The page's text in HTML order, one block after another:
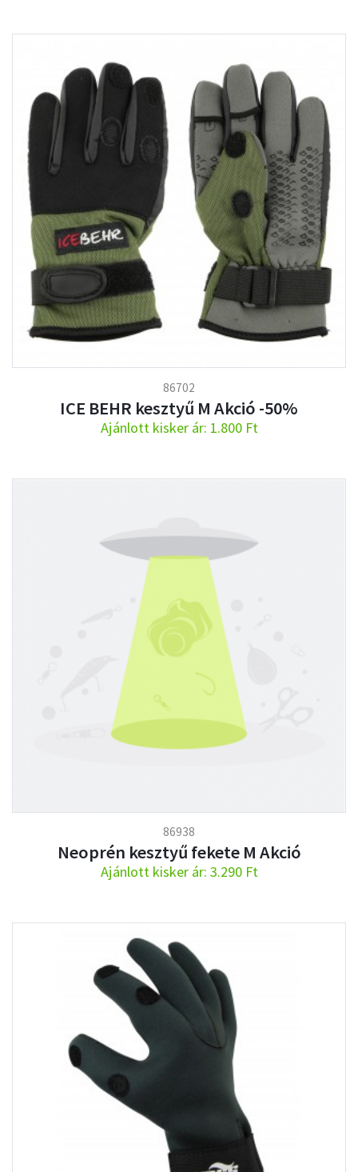
86702
ICE BEHR kesztyű M Akció -50%
Ajánlott kisker ár: 1.800 Ft
86938
Neoprén kesztyű fekete M Akció
Ajánlott kisker ár: 3.290 Ft